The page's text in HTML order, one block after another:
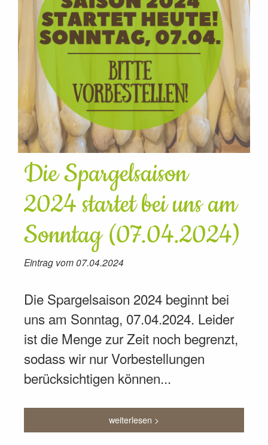
Die Spargelsaison
2024 startet bei uns am
Sonntag (07.04.2024)
Eintrag vom 07.04.2024
Die Spargelsaison 2024 beginnt bei
uns am Sonntag, 07.04.2024. Leider
ist die Menge zur Zeit noch begrenzt,
sodass wir nur Vorbestellungen
berücksichtigen können...
weiterlesen >